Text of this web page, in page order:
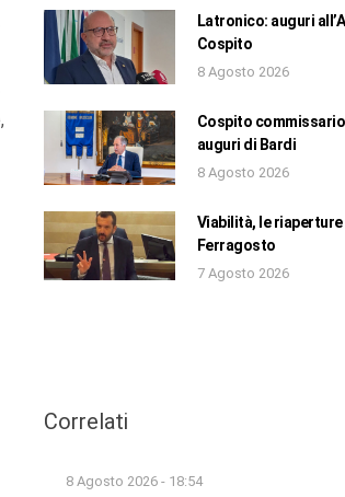
Latronico: auguri
Cospito
8 Agosto 2026
Cospito
auguri di Bardi
8 Agosto 2026
Viabilità, le riaperture
Ferragosto
7 Agosto 2026
Correlati
8 Agosto 2026 - 18:54